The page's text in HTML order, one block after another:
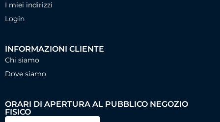
I miei indirizzi
Login
INFORMAZIONI CLIENTE
Chi siamo
Dove siamo
ORARI DI APERTURA AL PUBBLICO NEGOZIO
FISICO